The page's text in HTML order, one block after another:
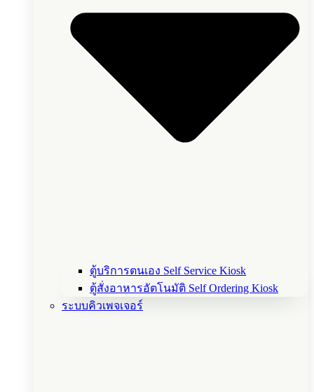
ตู้บริการตนเอง Self Service Kiosk
ตู้สั่งอาหารอัตโนมัติ Self Ordering Kiosk
ระบบคิวเพจเจอร์